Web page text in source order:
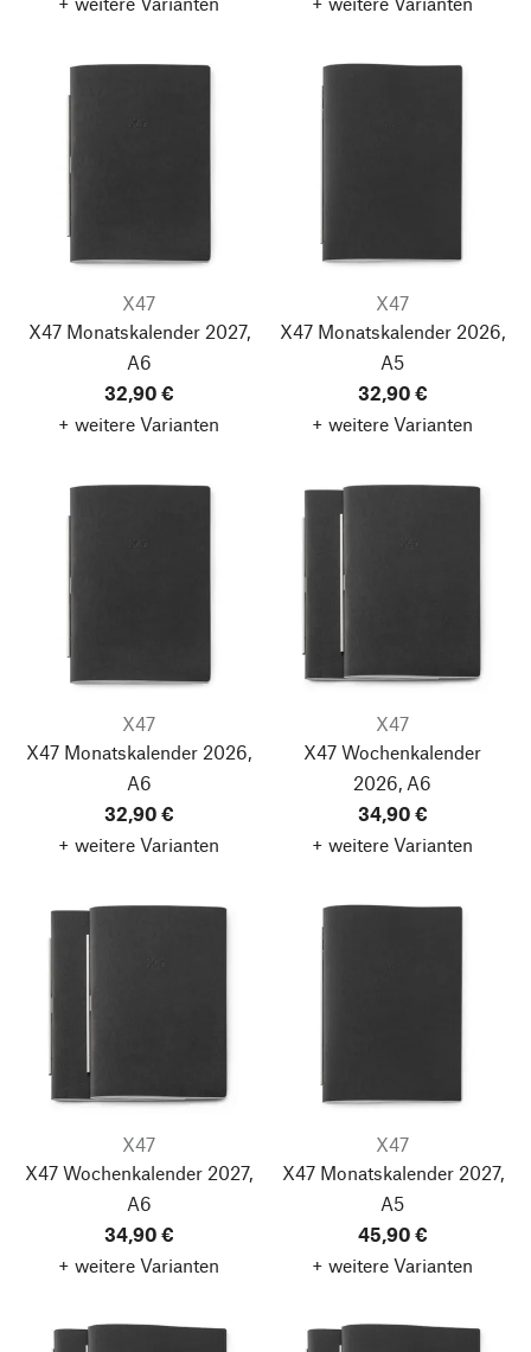
X47
X47 Monatskalender 2027,
A6
32,90 €
+ weitere Varianten
X47
X47 Monatskalender 2026,
A5
32,90 €
+ weitere Varianten
X47
X47 Monatskalender 2026,
A6
32,90 €
+ weitere Varianten
X47
X47 Wochenkalender
2026, A6
34,90 €
+ weitere Varianten
X47
X47 Wochenkalender 2027,
A6
34,90 €
+ weitere Varianten
X47
X47 Monatskalender 2027,
A5
45,90 €
+ weitere Varianten